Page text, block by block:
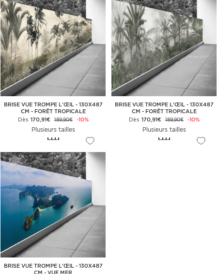
BRISE VUE TROMPE L'ŒIL - 130X487
CM - FORÊT TROPICALE
Dès 170,91€ 189,90€ -10%
Plusieurs tailles
BRISE VUE TROMPE L'ŒIL - 130X487
CM - FORÊT TROPICALE
Dès 170,91€ 189,90€ -10%
Plusieurs tailles
BRISE VUE TROMPE L'ŒIL - 130X487
CM - VUE MER